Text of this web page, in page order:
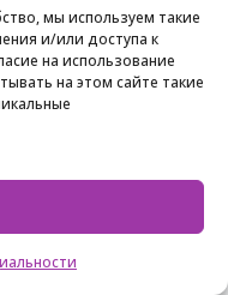
мы используем такие
и/или доступа к
на использование
на этом сайте такие
популярно: